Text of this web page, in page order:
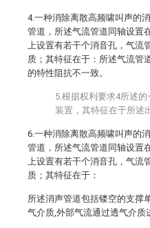
4.一种消除离散高频啸叫声的
管道，所述气流管道同轴设置
上设置有若干个消音孔，气流
质；其特征在于：所述气流管
的特性阻抗不一致。
5.根据权利要求4所述
装置，其特征在于所述
6.一种消除离散高频啸叫声的
管道，所述气流管道同轴设置
上设置有若干个消音孔，气流
质；其特征在于：
所述消声管道包括镂空的支撑
气介质,外部气流通过透气介质